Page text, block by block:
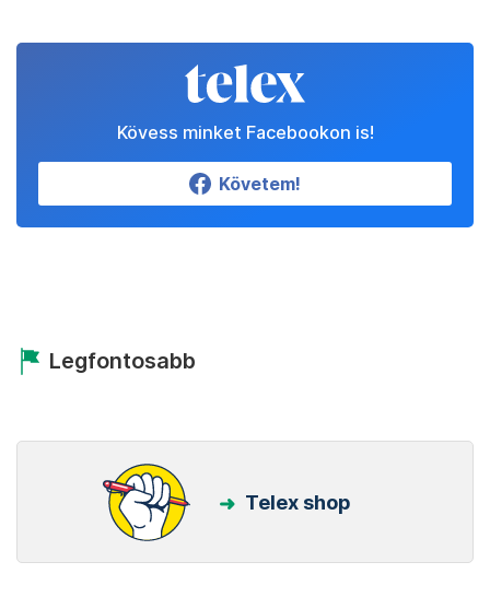
Kövess minket Facebookon is!
Követem!
Legfontosabb
Telex shop